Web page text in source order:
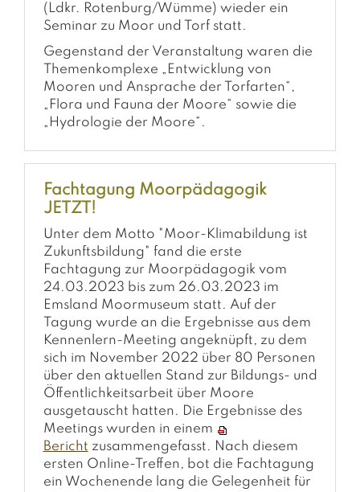
(Ldkr. Rotenburg/Wümme) wieder ein
Seminar zu Moor und Torf statt.
Gegenstand der Veranstaltung waren die
Themenkomplexe „Entwicklung von
Mooren und Ansprache der Torfarten“,
„Flora und Fauna der Moore“ sowie die
„Hydrologie der Moore“.
Fachtagung Moorpädagogik
JETZT!
Unter dem Motto "Moor-Klimabildung ist
Zukunftsbildung" fand die erste
Fachtagung zur Moorpädagogik vom
24.03.2023 bis zum 26.03.2023 im
Emsland Moormuseum statt. Auf der
Tagung wurde an die Ergebnisse aus dem
Kennenlern-Meeting angeknüpft, zu dem
sich im November 2022 über 80 Personen
über den aktuellen Stand zur Bildungs- und
Öffentlichkeitsarbeit über Moore
ausgetauscht hatten. Die Ergebnisse des
Meetings wurden in einem
Bericht zusammengefasst. Nach diesem
ersten Online-Treffen, bot die Fachtagung
ein Wochenende lang die Gelegenheit für